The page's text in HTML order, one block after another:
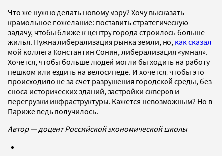
Что же нужно делать новому мэру? Хочу высказать
крамольное пожелание: поставить стратегическую
задачу, чтобы ближе к центру города строилось больше
жилья. Нужна либерализация рынка земли, но, как сказал
мой коллега Константин Сонин, либерализация «умная».
Хочется, чтобы больше людей могли бы ходить на работу
пешком или ездить на велосипеде. И хочется, чтобы это
происходило не за счет разрушения городской среды, без
сноса исторических зданий, застройки скверов и
перегрузки инфраструктуры. Кажется невозможным? Но в
Париже ведь получилось.
Автор — доцент Российской экономической школы